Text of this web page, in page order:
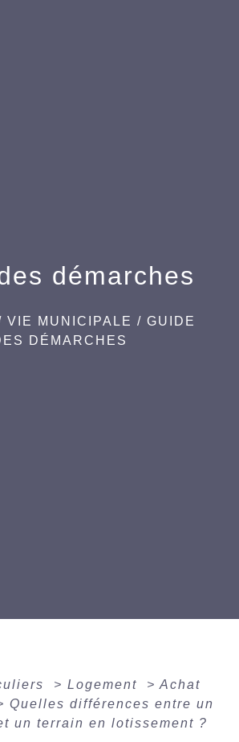
démarches
VIE MUNICIPALE / GUIDE
DÉMARCHES
> Logement > Achat
Quelles différences entre un
un terrain en lotissement ?